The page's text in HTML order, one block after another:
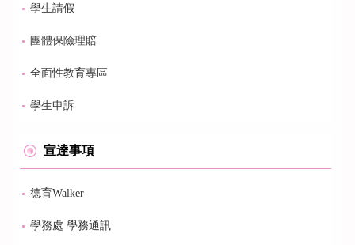
學生請假
團體保險理賠
全面性教育專區
學生申訴
宣達事項
德育Walker
學務處 學務通訊